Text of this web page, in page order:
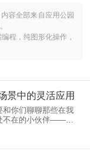
容全部来自应用公园
程，纯图形化操作，
景中的灵活应用
和你们聊聊那些在我
不在的小伙伴——小
、乘坚硬如铁但心
总能看到应用小程